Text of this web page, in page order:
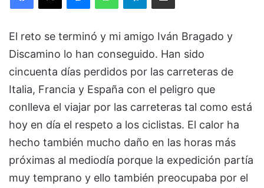
El reto se terminó y mi amigo Iván Bragado y
Discamino lo han conseguido. Han sido
cincuenta días perdidos por las carreteras de
Italia, Francia y España con el peligro que
conlleva el viajar por las carreteras tal como está
hoy en día el respeto a los ciclistas. El calor ha
hecho también mucho daño en las horas más
próximas al mediodía porque la expedición partía
muy temprano y ello también preocupaba por el